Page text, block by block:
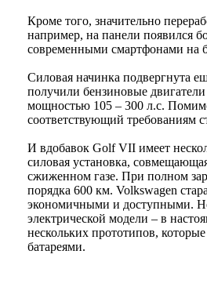
Кроме того, значительно
например, на панели появился
современными смартфонами на
Силовая начинка подвергнута
получили бензиновые
мощностью 105 – 300 л.с.
соответствующий требованиям
И вдобавок Golf VII имеет
силовая установка,
сжиженном газе. При полном
порядка 600 км. Volkswagen
экономичными и доступными.
электрической модели – в
нескольких прототипов,
батареями.